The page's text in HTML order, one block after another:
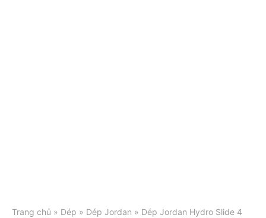
Trang chủ » Dép » Dép Jordan » Dép Jordan Hydro Slide 4